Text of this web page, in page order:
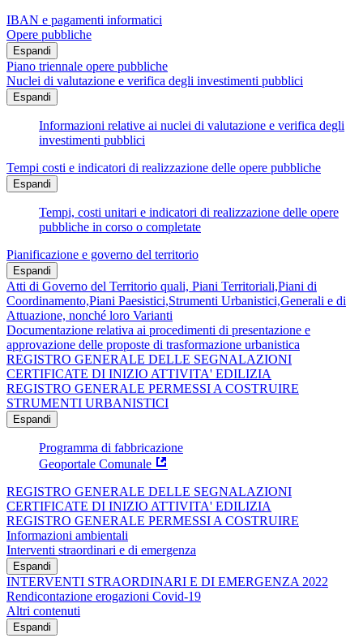
IBAN e pagamenti informatici
Opere pubbliche
Espandi
Piano triennale opere pubbliche
Nuclei di valutazione e verifica degli investimenti pubblici
Espandi
Informazioni relative ai nuclei di valutazione e verifica degli
investimenti pubblici
Tempi costi e indicatori di realizzazione delle opere pubbliche
Espandi
Tempi, costi unitari e indicatori di realizzazione delle opere
pubbliche in corso o completate
Pianificazione e governo del territorio
Espandi
Atti di Governo del Territorio quali, Piani Territoriali,Piani di
Coordinamento,Piani Paesistici,Strumenti Urbanistici,Generali e di
Attuazione, nonché loro Varianti
Documentazione relativa ai procedimenti di presentazione e
approvazione delle proposte di trasformazione urbanistica
REGISTRO GENERALE DELLE SEGNALAZIONI
CERTIFICATE DI INIZIO ATTIVITA' EDILIZIA
REGISTRO GENERALE PERMESSI A COSTRUIRE
STRUMENTI URBANISTICI
Espandi
Programma di fabbricazione
Geoportale Comunale
REGISTRO GENERALE DELLE SEGNALAZIONI
CERTIFICATE DI INIZIO ATTIVITA' EDILIZIA
REGISTRO GENERALE PERMESSI A COSTRUIRE
Informazioni ambientali
Interventi straordinari e di emergenza
Espandi
INTERVENTI STRAORDINARI E DI EMERGENZA 2022
Rendicontazione erogazioni Covid-19
Altri contenuti
Espandi